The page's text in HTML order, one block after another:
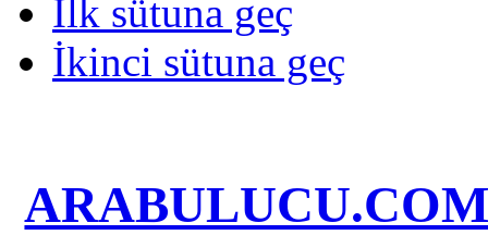
İlk sütuna geç
İkinci sütuna geç